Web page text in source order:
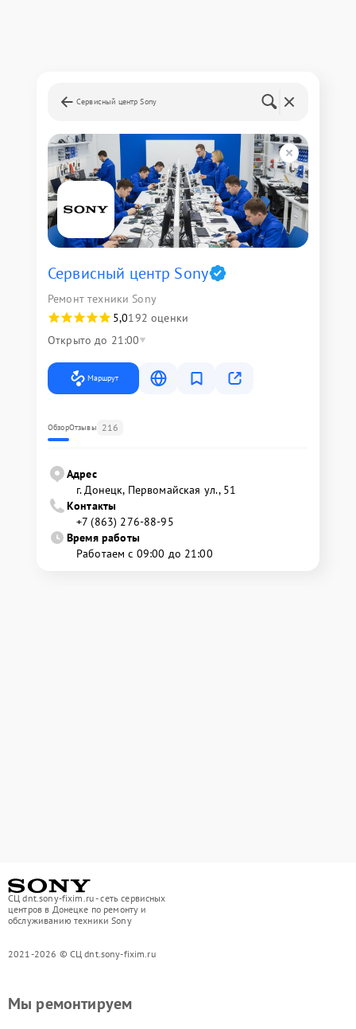
Сервисный центр Sony
Сервисный центр Sony
Ремонт техники Sony
5,0192 оценки
Открыто до 21:00
Маршрут
ОбзорОтзывы 216
Адрес
г. Донецк, Первомайская ул., 51
Контакты
+7 (863) 276-88-95
Время работы
Работаем с 09:00 до 21:00
СЦ dnt.sony-fixim.ru - сеть сервисных
центров в Донецке по ремонту и
обслуживанию техники Sony
2021-2026 © СЦ dnt.sony-fixim.ru
Мы ремонтируем